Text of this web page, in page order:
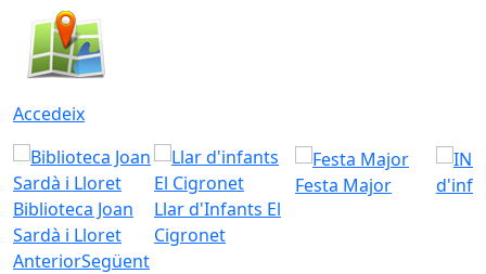
Accedeix
Biblioteca Joan
Sardà i Lloret
Llar d'Infants El
Cigronet
Festa Major
AnteriorSegüent